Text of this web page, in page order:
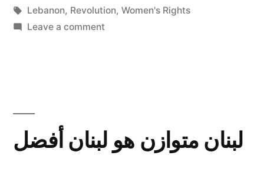
Tags:
Lebanon, Revolution, Women's Rights
Leave a commenton
in
لبنان متوازن هو لبنان أفضل